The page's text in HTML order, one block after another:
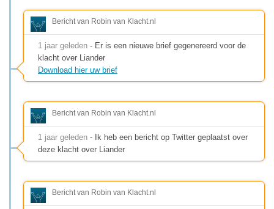
Bericht van Robin van Klacht.nl
1 jaar geleden - Er is een nieuwe brief gegenereerd voor de
klacht over Liander
Download hier uw brief
Bericht van Robin van Klacht.nl
1 jaar geleden - Ik heb een bericht op Twitter geplaatst over
deze klacht over Liander
Bericht van Robin van Klacht.nl